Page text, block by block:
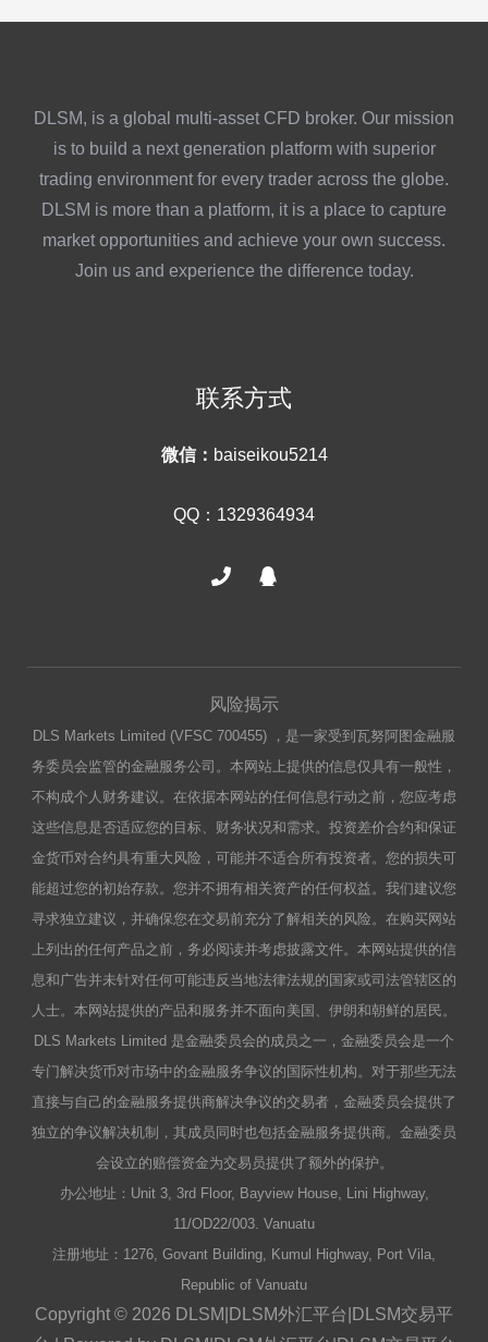
DLSM, is a global multi-asset CFD broker. Our mission
is to build a next generation platform with superior
trading environment for every trader across the globe.
DLSM is more than a platform, it is a place to capture
market opportunities and achieve your own success.
Join us and experience the difference today.
联系方式
微信： baiseikou5214
QQ：1329364934
风险揭示
DLS Markets Limited (VFSC 700455) ，是一家受到瓦努阿图金融服
务委员会监管的金融服务公司。本网站上提供的信息仅具有一般性，
不构成个人财务建议。在依据本网站的任何信息行动之前，您应考虑
这些信息是否适应您的目标、财务状况和需求。投资差价合约和保证
金货币对合约具有重大风险，可能并不适合所有投资者。您的损失可
能超过您的初始存款。您并不拥有相关资产的任何权益。我们建议您
寻求独立建议，并确保您在交易前充分了解相关的风险。在购买网站
上列出的任何产品之前，务必阅读并考虑披露文件。本网站提供的信
息和广告并未针对任何可能违反当地法律法规的国家或司法管辖区的
人士。本网站提供的产品和服务并不面向美国、伊朗和朝鲜的居民。
DLS Markets Limited 是金融委员会的成员之一，金融委员会是一个
专门解决货币对市场中的金融服务争议的国际性机构。对于那些无法
直接与自己的金融服务提供商解决争议的交易者，金融委员会提供了
独立的争议解决机制，其成员同时也包括金融服务提供商。金融委员
会设立的赔偿资金为交易员提供了额外的保护。
办公地址：Unit 3, 3rd Floor, Bayview House, Lini Highway,
11/OD22/003. Vanuatu
注册地址：1276, Govant Building, Kumul Highway, Port Vila,
Republic of Vanuatu
Copyright © 2026 DLSM|DLSM外汇平台|DLSM交易平